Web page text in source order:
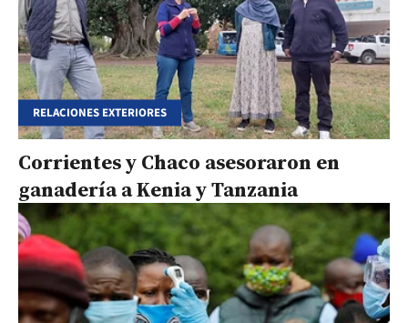
RELACIONES EXTERIORES
Corrientes y Chaco asesoraron en
ganadería a Kenia y Tanzania